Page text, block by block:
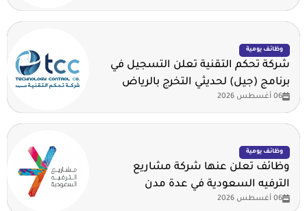
وظائف يومية
شركة تحكم التقنية تعلن التسجيل في
برنامج (جيل) لحديثي التخرج بالرياض
06 أغسطس 2026
وظائف يومية
وظائف تعلن عنها شركة مشاريع
الترفيه السعودية في عدة مدن
06 أغسطس 2026